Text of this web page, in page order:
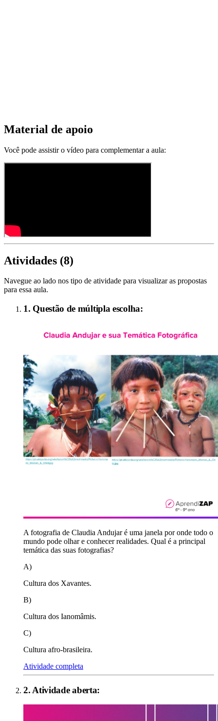
Material de apoio
Você pode assistir o vídeo para complementar a aula:
Atividades (8)
Navegue ao lado nos tipo de atividade para visualizar as propostas
para essa aula.
1. Questão de múltipla escolha:
A fotografia de Claudia Andujar é uma janela por onde todo o
mundo pode olhar e conhecer realidades. Qual é a principal
temática das suas fotografias?
A)
Cultura dos Xavantes.
B)
Cultura dos Ianomâmis.
C)
Cultura afro-brasileira.
Atividade completa
2. Atividade aberta: